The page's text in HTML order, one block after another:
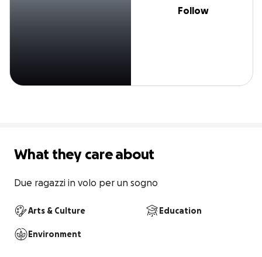
Follow
What they care about
Due ragazzi in volo per un sogno
Arts & Culture Education
Environment